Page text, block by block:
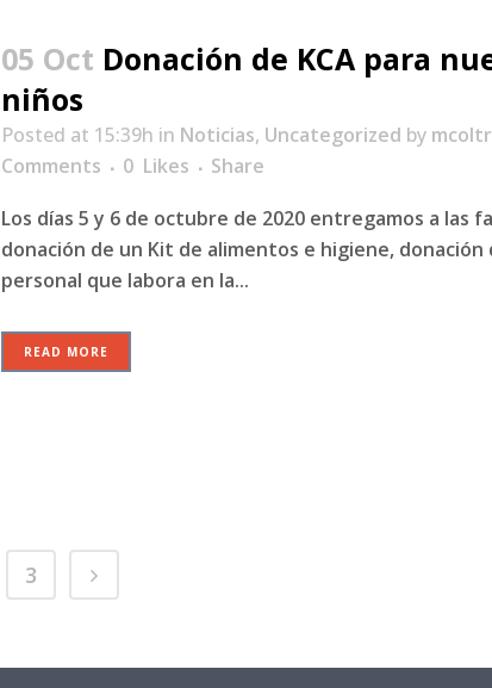
05 Oct Donación de KCA para
niños
Posted at 15:39h in Noticias, Uncategorized by
Comments
0 Likes
Share
Los días 5 y 6 de octubre de 2020 entregamos a las
donación de un Kit de alimentos e higiene, donación
personal que labora en la...
READ MORE
3